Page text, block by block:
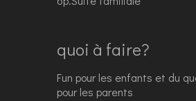
quoi à faire?
Fun pour les enfants et du
pour les parents